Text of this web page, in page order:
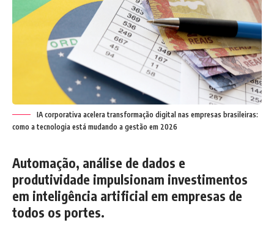
IA corporativa acelera transformação digital nas empresas brasileiras:
como a tecnologia está mudando a gestão em 2026
Automação, análise de dados e
produtividade impulsionam investimentos
em inteligência artificial em empresas de
todos os portes.